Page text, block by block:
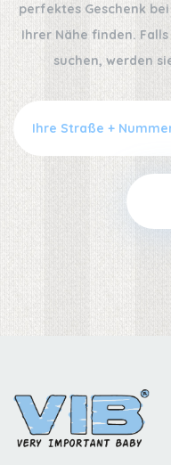
perfektes Geschenk
Ihrer Nähe finden.
suchen, werden